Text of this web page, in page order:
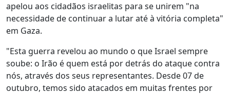
apelou aos cidadãos israelitas para se unirem "na
necessidade de continuar a lutar até à vitória completa"
em Gaza.
"Esta guerra revelou ao mundo o que Israel sempre
soube: o Irão é quem está por detrás do ataque contra
nós, através dos seus representantes. Desde 07 de
outubro, temos sido atacados em muitas frentes por